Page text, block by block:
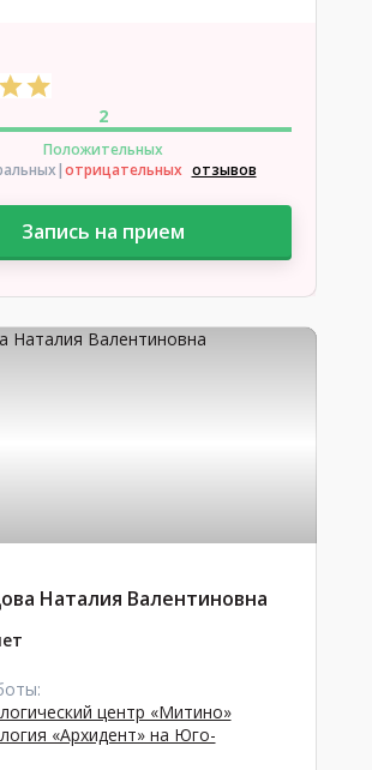
2
Положительных
|отрицательных отзывов
Запись на прием
Наталия Валентиновна
центр «Митино»
«Архидент» на Юго-